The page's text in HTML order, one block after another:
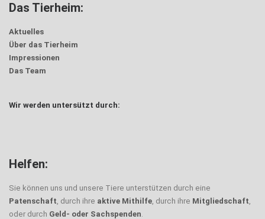
Das Tierheim:
Aktuelles
Über das Tierheim
Impressionen
Das Team
Wir werden untersützt durch:
Helfen:
Sie können uns und unsere Tiere unterstützen durch eine
Patenschaft, durch ihre aktive Mithilfe, durch ihre Mitgliedschaft,
oder durch Geld- oder Sachspenden.